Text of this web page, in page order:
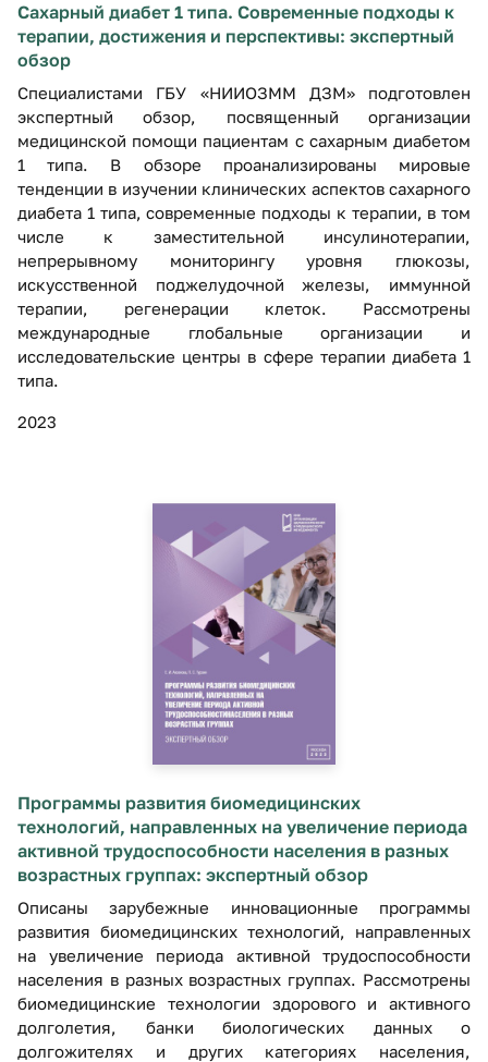
Сахарный диабет 1 типа. Современные подходы к
терапии, достижения и перспективы: экспертный
обзор
Специалистами ГБУ «НИИОЗММ ДЗМ» подготовлен
экспертный обзор, посвященный организации
медицинской помощи пациентам с сахарным диабетом
1 типа. В обзоре проанализированы мировые
тенденции в изучении клинических аспектов сахарного
диабета 1 типа, современные подходы к терапии, в том
числе к заместительной инсулинотерапии,
непрерывному мониторингу уровня глюкозы,
искусственной поджелудочной железы, иммунной
терапии, регенерации клеток. Рассмотрены
международные глобальные организации и
исследовательские центры в сфере терапии диабета 1
типа.
2023
Программы развития биомедицинских
технологий, направленных на увеличение периода
активной трудоспособности населения в разных
возрастных группах: экспертный обзор
Описаны зарубежные инновационные программы
развития биомедицинских технологий, направленных
на увеличение периода активной трудоспособности
населения в разных возрастных группах. Рассмотрены
биомедицинские технологии здорового и активного
долголетия, банки биологических данных о
долгожителях и других категориях населения,